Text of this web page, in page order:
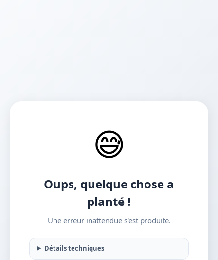
😅
Oups, quelque chose a
planté !
Une erreur inattendue s'est produite.
Détails techniques